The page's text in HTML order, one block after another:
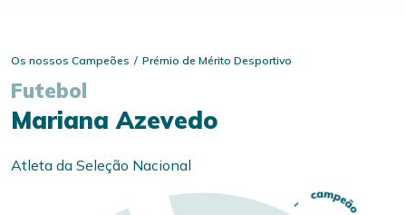
Os nossos Campeões Prémio de Mérito Desportivo
Futebol
Mariana Azevedo
Atleta da Seleção Nacional